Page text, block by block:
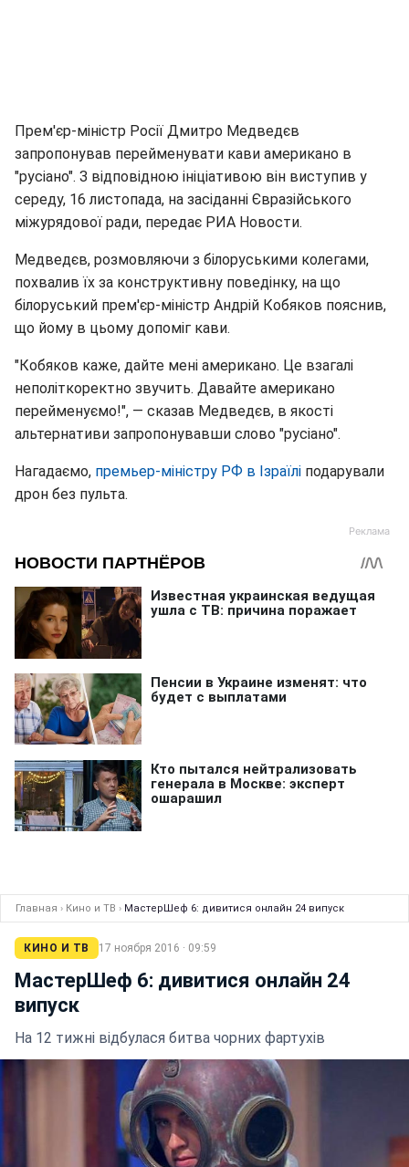
Прем'єр-міністр Росії Дмитро Медведєв
запропонував перейменувати кави американо в
"русіано". З відповідною ініціативою він виступив у
середу, 16 листопада, на засіданні Євразійського
міжурядової ради, передає РИА Новости.
Медведєв, розмовляючи з білоруськими колегами,
похвалив їх за конструктивну поведінку, на що
білоруський прем'єр-міністр Андрій Кобяков пояснив,
що йому в цьому допоміг кави.
"Кобяков каже, дайте мені американо. Це взагалі
неполіткоректно звучить. Давайте американо
перейменуємо!", — сказав Медведєв, в якості
альтернативи запропонувавши слово "русіано".
Нагадаємо, премьер-міністру РФ в Ізраїлі подарували
дрон без пульта.
Главная › Кино и ТВ › МастерШеф 6: дивитися онлайн 24 випуск
КИНО И ТВ 17 ноября 2016 · 09:59
МастерШеф 6: дивитися онлайн 24
випуск
На 12 тижні відбулася битва чорних фартухів